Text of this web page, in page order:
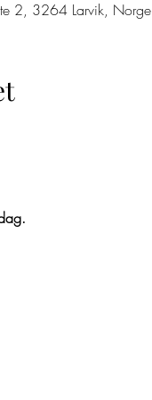
2, 3264 Larvik, Norge